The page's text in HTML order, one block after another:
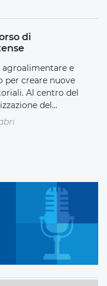
di
e
per creare nuove
Al centro del
del...